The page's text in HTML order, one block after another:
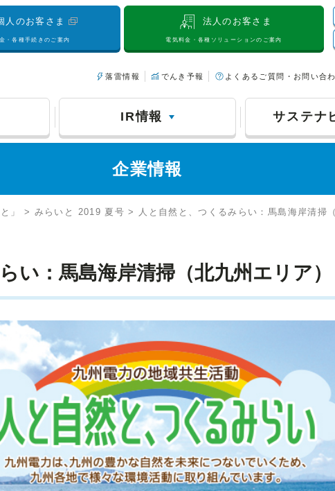
人のお客さま
・各種手続きのご案内
法人のお客さま
電気料金・各種ソリューションのご案内
落雷情報 でんき予報 よくあるご質問・お問い合
IR情報 サステナ
企業情報
」 > みらいと 2019 夏号 > 人と自然と、つくるみらい：馬島海岸清掃（
い：馬島海岸清掃（北九州エリア）